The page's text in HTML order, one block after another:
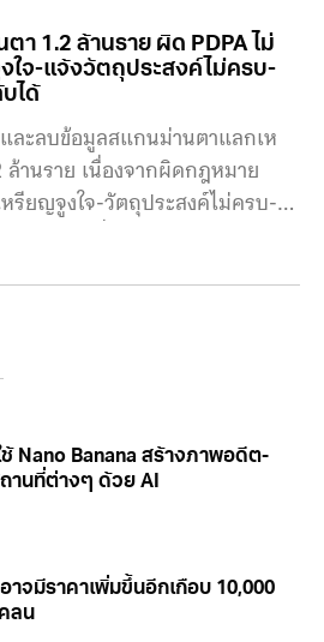
า 1.2 ล้านราย ผิด PDPA ไม่
ใจ-แจ้งวัตถุประสงค์ไม่ครบ-
ได้
ละลบข้อมูลสแกนม่านตาแลกเห
านราย เนื่องจากผิดกฎหมาย
รียญจูงใจ-วัตถุประสงค์ไม่ครบ-
ดิจิทัล “World Coin” ตอนนี้คน
องจากข้อมูลม่านตา (Iris Data):
ะเฉพาะตัวสูง สามารถใช้ยืนยัน
ยบเท่ากับ DNA และไม่สามารถ
จ้าของข้อมูล ทางสำนักงานคณะ
ส่วนบุคคล (สคส.; PDPC)
Nano Banana สร้างภาพอดีต-
านที่ต่างๆ ด้วย AI
าจมีราคาเพิ่มขึ้นอีกเกือบ 10,000
ลน